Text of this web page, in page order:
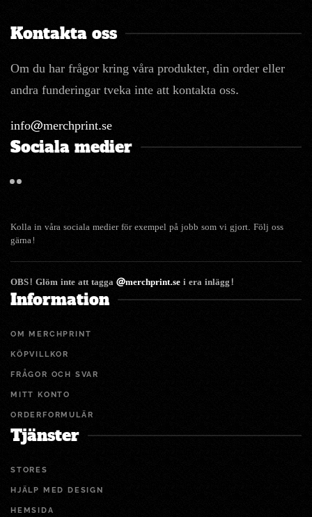
Kontakta oss
Om du har frågor kring våra produkter, din order eller
andra funderingar tveka inte att kontakta oss.
info@merchprint.se
Sociala medier
Kolla in våra sociala medier för exempel på jobb som vi gjort. Följ oss
gärna!
OBS! Glöm inte att tagga@merchprint.sei era inlägg!
Information
OM MERCHPRINT
KÖPVILLKOR
FRÅGOR OCH SVAR
MITT KONTO
ORDERFORMULÄR
Tjänster
STORES
HJÄLP MED DESIGN
HEMSIDA